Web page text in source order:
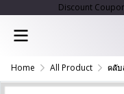
Discount
Home All Product ตลับ